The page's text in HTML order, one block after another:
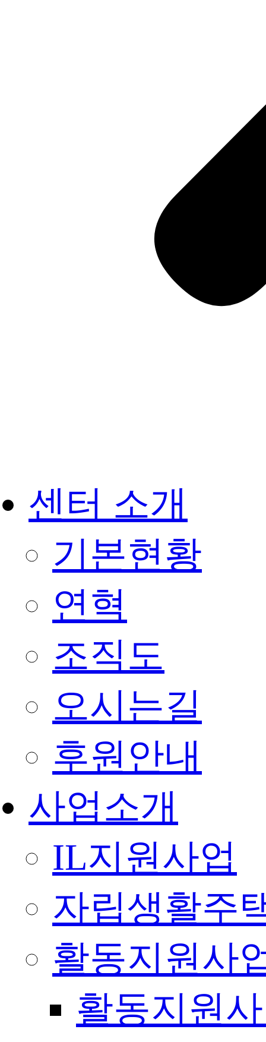
센터 소개
기본현황
연혁
조직도
오시는길
후원안내
사업소개
IL지원사업
자립생활주
활동지원사
활동지원